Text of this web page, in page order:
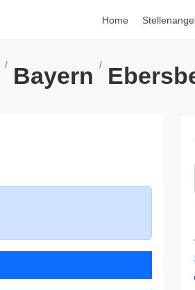
Bayern
Home